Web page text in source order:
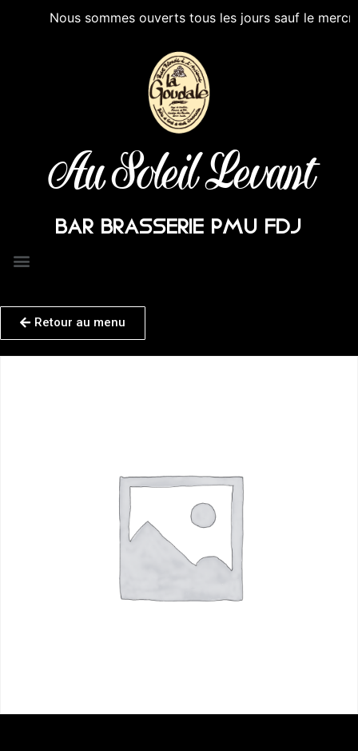
Nous sommes ouverts tous les jours sauf le
Au Soleil Levant
BAR BRASSERIE PMU FDJ
Retour au menu